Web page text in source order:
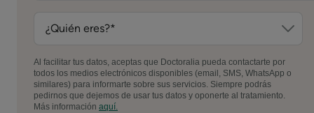
Al facilitar tus datos, aceptas que Doctoralia pueda contactarte por
todos los medios electrónicos disponibles (email, SMS, WhatsApp o
similares) para informarte sobre sus servicios. Siempre podrás
pedirnos que dejemos de usar tus datos y oponerte al tratamiento.
Más información aquí.